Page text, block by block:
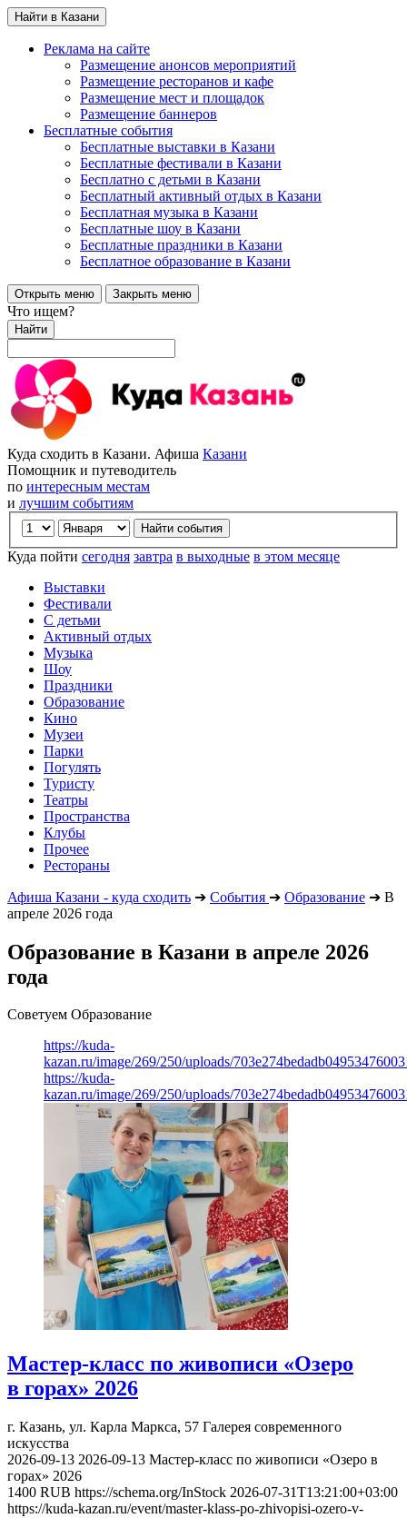
Найти в Казани
Реклама на сайте
Размещение анонсов мероприятий
Размещение ресторанов и кафе
Размещение мест и площадок
Размещение баннеров
Бесплатные события
Бесплатные выставки в Казани
Бесплатные фестивали в Казани
Бесплатно с детьми в Казани
Бесплатный активный отдых в Казани
Бесплатная музыка в Казани
Бесплатные шоу в Казани
Бесплатные праздники в Казани
Бесплатное образование в Казани
Открыть меню Закрыть меню
Что ищем?
Найти
Куда сходить в Казани. Афиша Казани
Помощник и путеводитель
по интересным местам
и лучшим событиям
Куда пойти сегодня завтра в выходные в этом месяце
Выставки
Фестивали
С детьми
Активный отдых
Музыка
Шоу
Праздники
Образование
Кино
Музеи
Парки
Погулять
Туристу
Театры
Пространства
Клубы
Прочее
Рестораны
Афиша Казани - куда сходить ➔ События ➔ Образование ➔ В
апреле 2026 года
Образование в Казани в апреле 2026
года
Советуем Образование
https://kuda-
kazan.ru/image/269/250/uploads/
https://kuda-
kazan.ru/image/269/250/uploads/
Мастер-класс по живописи «Озеро
в горах» 2026
г. Казань, ул. Карла Маркса, 57 Галерея современного
искусства
2026-09-13 2026-09-13 Мастер-класс по живописи «Озеро в
горах» 2026
1400 RUB https://schema.org/InStock 2026-07-31T13:21:00+03:00
https://kuda-kazan.ru/event/master-klass-po-zhivopisi-ozero-v-